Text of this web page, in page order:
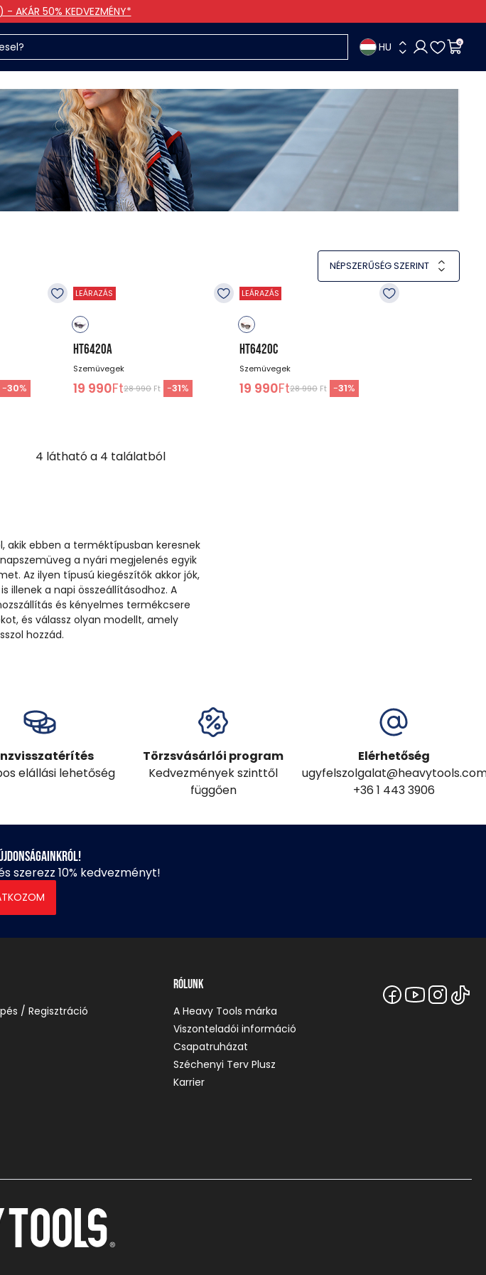
- AKÁR 50% KEDVEZMÉNY*
HU 0
NÉPSZERŰSÉG SZERINT
-30%
LEÁRAZÁS
HT6420A
Szemüvegek
19 990Ft28 990 Ft -31%
LEÁRAZÁS
HT6420C
Szemüvegek
19 990Ft28 990Ft -31%
4 látható a 4 találatból
akik ebben a terméktípusban keresnek
a nyári megjelenés egyik
Az ilyen típusú kiegészítők akkor jók,
illenek a napi összeállításodhoz. A
és kényelmes termékcsere
és válassz olyan modellt, amely
hozzád.
elállási lehetőség
Törzsvásárlói program
Kedvezmények szinttől
függően
Elérhetőség
+36 1 443 3906
szerezz 10% kedvezményt!
/ Regisztráció
Rólunk
A Heavy Tools márka
Viszonteladói információ
Csapatruházat
Széchenyi Terv Plusz
Karrier